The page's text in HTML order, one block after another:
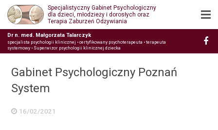
Specjalistyczny Gabinet Psychologiczny
dla dzieci, młodzieży i dorosłych oraz
Terapia Zaburzeń Odżywiania
Dr n. med. Małgorzata Talarczyk
specjalista psychologii klinicznej • certyfikowany psychoterapeuta • terapeuta
systemowy • Superwizor psychologii klinicznej dziecka
Gabinet Psychologiczny Poznań
System
16/02/2021